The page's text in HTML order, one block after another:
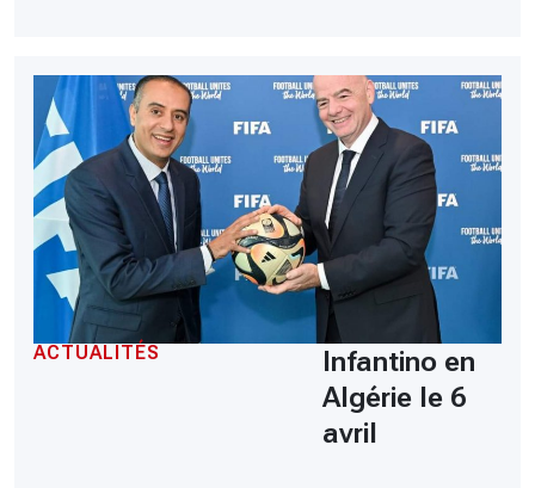
ACTUALITÉS
Infantino en
Algérie le 6
avril